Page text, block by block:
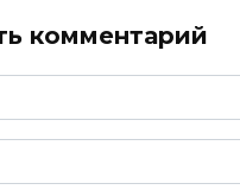
комментарий